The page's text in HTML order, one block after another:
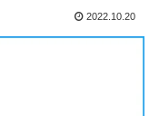
2022.10.20